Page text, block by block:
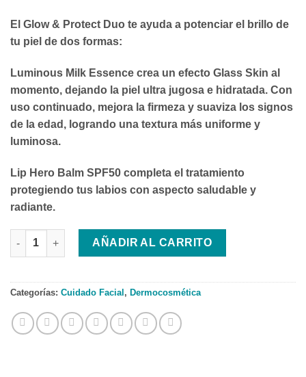
El Glow & Protect Duo te ayuda a potenciar el brillo de
tu piel de dos formas:
Luminous Milk Essence crea un efecto Glass Skin al
momento, dejando la piel ultra jugosa e hidratada. Con
uso continuado, mejora la firmeza y suaviza los signos
de la edad, logrando una textura más uniforme y
luminosa.
Lip Hero Balm SPF50 completa el tratamiento
protegiendo tus labios con aspecto saludable y
radiante.
TWO POLES GLOW & PROTECT DUO cantidad
AÑADIR AL CARRITO
Categorías: Cuidado Facial , Dermocosmética